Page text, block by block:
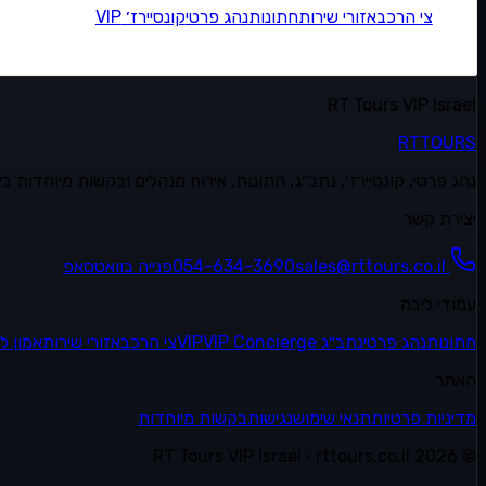
צי הרכבאזורי שירותחתונותנהג פרטיקונסיירז׳ VIP
RT Tours VIP Israel
RTTOURS
נהג פרטי, קונסיירז׳, נתב״ג, חתונות, אירוח מנהלים ובקשות מיוחדות
יצירת קשר
054-634-3690sales@rttours.co.il
פנייה בוואטסאפ
חתונותנהג פרטינתב״ג VIP VIP Concierge צי הרכבאזורי שירותאמון
מדיניות פרטיותתנאי שימושנגישותבקשות מיוחדות